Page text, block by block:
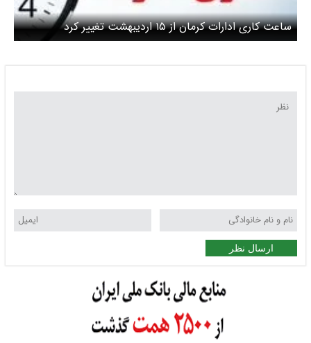
ساعت کاری ادارات کرمان از ۱۵ اردیبهشت تغییر کرد
ارسال نظر